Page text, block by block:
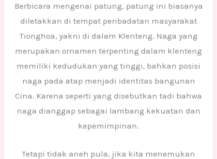
Berbicara mengenai patung, patung ini biasanya
diletakkan di tempat peribadatan masyarakat
Tionghoa, yakni di dalam Klenteng. Naga yang
merupakan ornamen terpenting dalam klenteng
memiliki kedudukan yang tinggi, bahkan posisi
naga pada atap menjadi identitas bangunan
Cina. Karena seperti yang disebutkan tadi bahwa
naga dianggap sebagai lambang kekuatan dan
kepemimpinan.
Tetapi tidak aneh pula, jika kita menemukan